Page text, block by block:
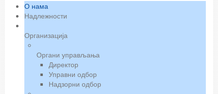
О нама
Надлежности
Организација
Органи управљања
Директор
Управни одбор
Надзорни одбор